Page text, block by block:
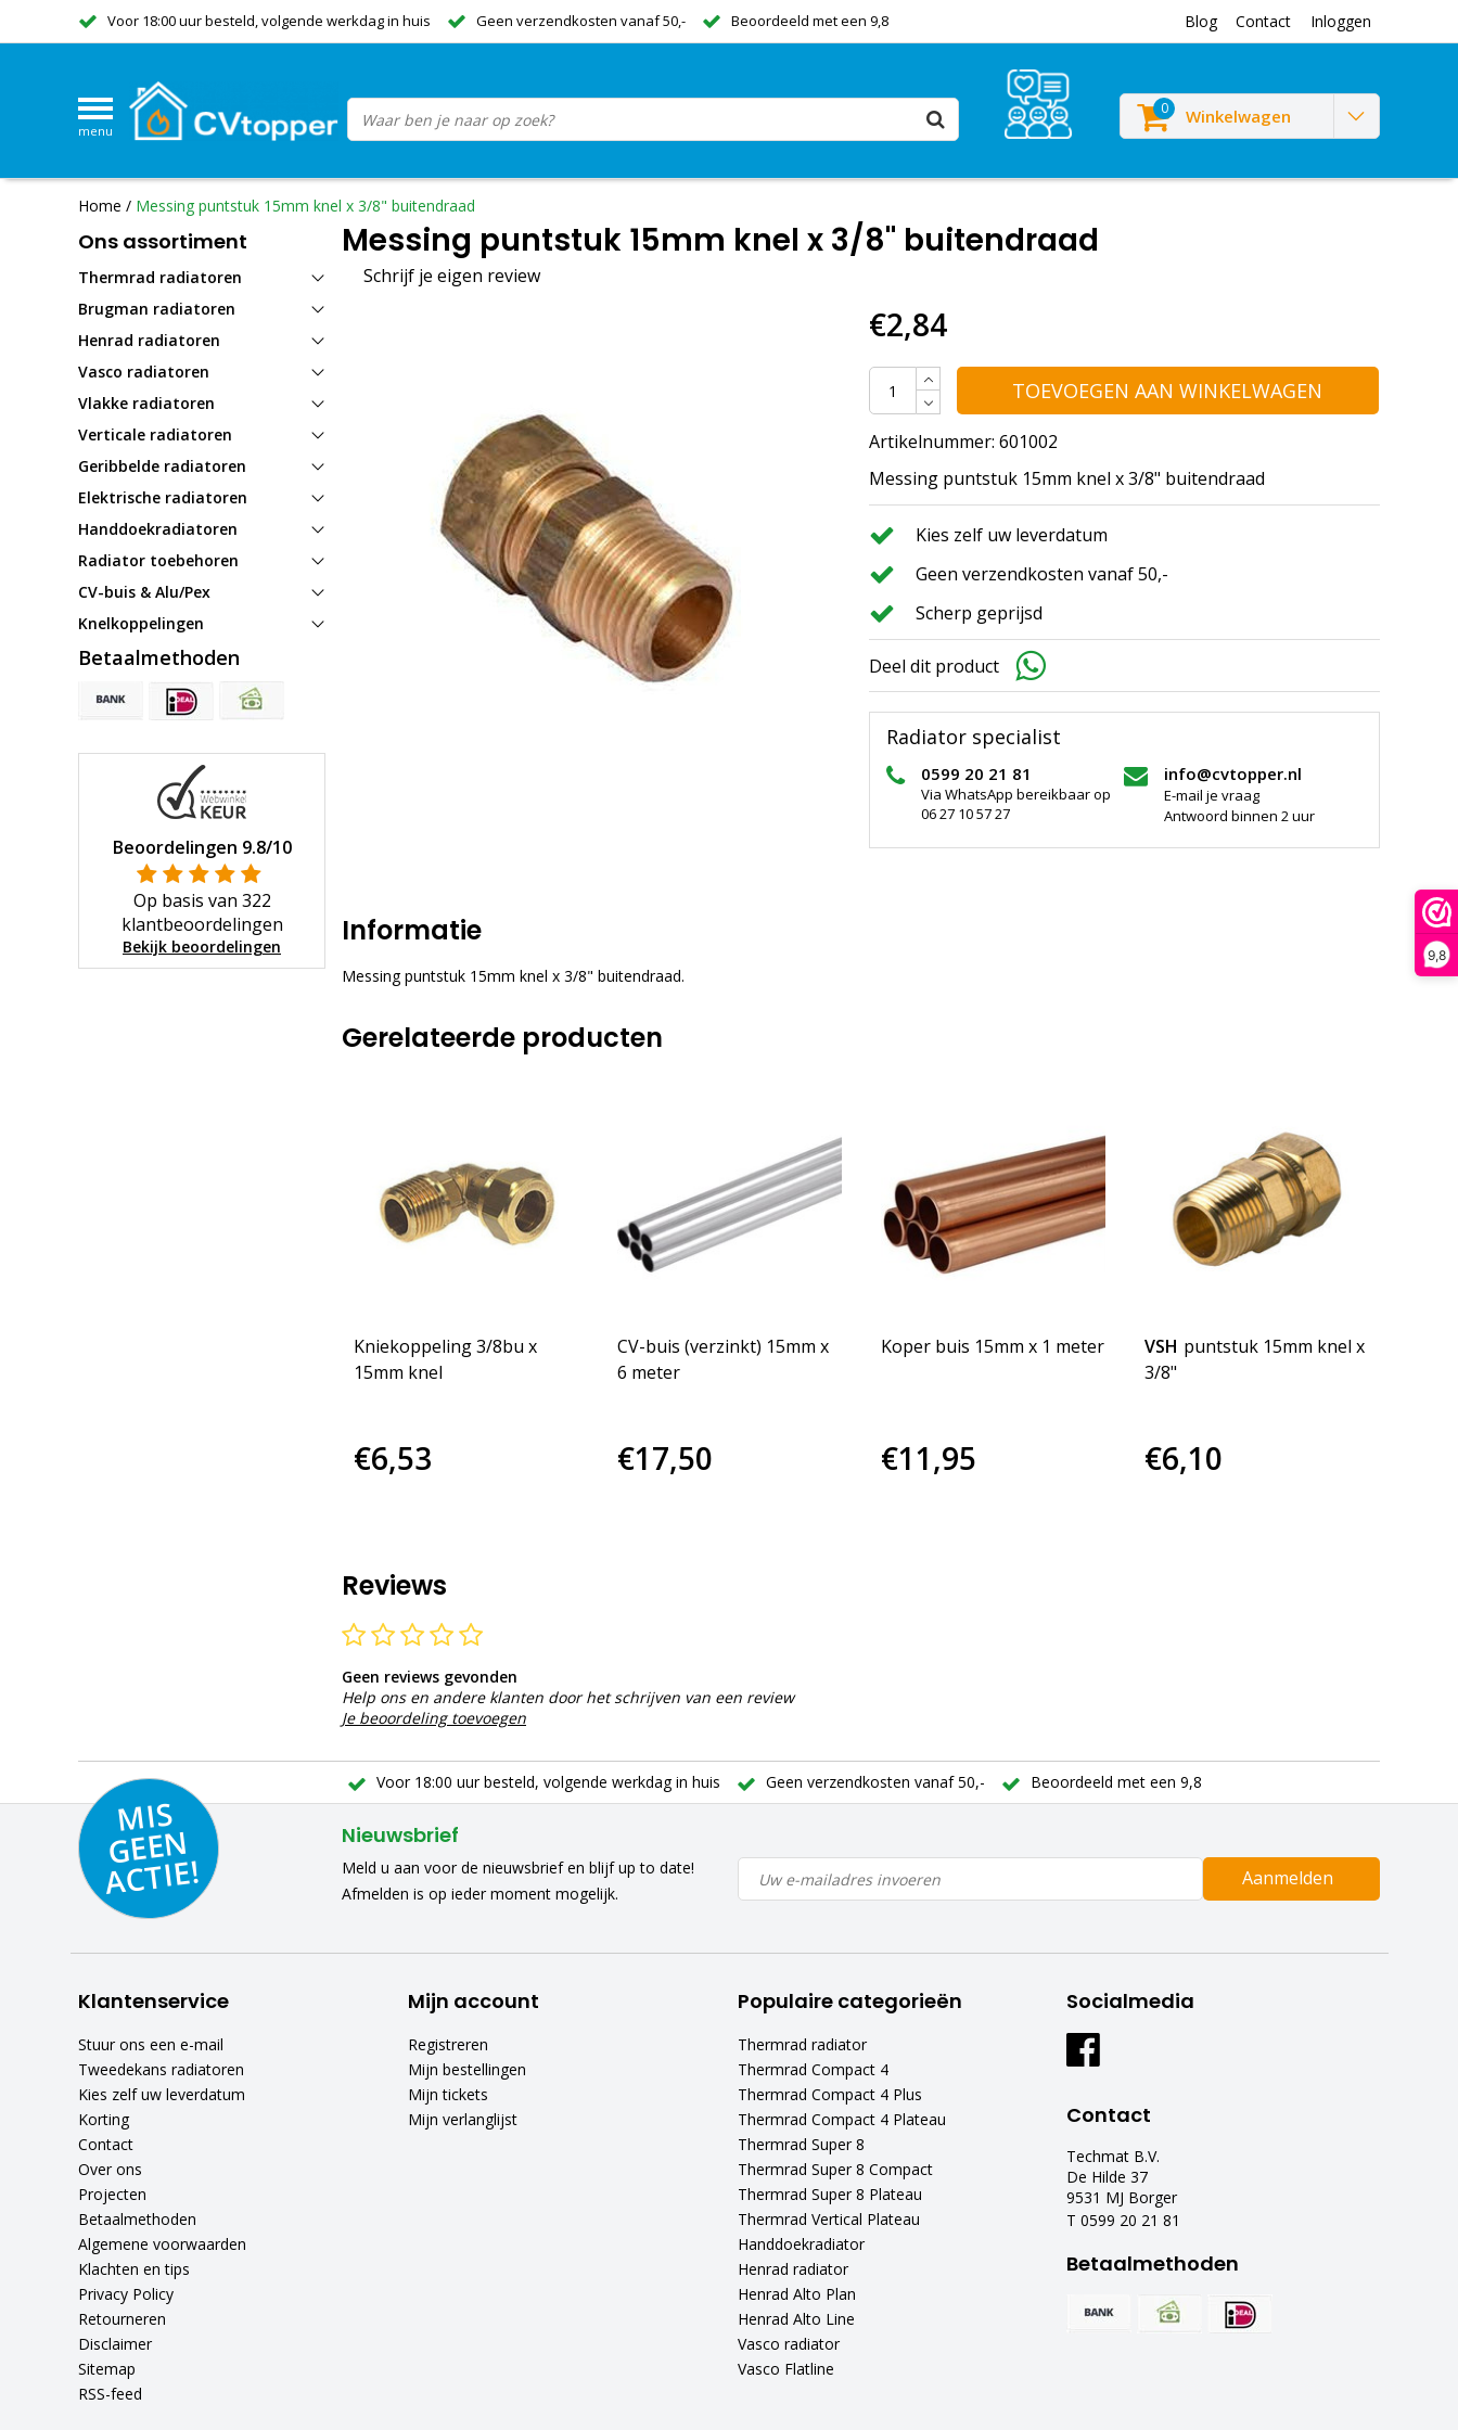
9,8
Voor 18:00 uur besteld, volgende werkdag in huis Geen verzendkosten vanaf 50,- Beoordeeld met een 9,8 Blog Contact Inloggen
menu
0 Winkelwagen
Home / Messing puntstuk 15mm knel x 3/8" buitendraad
Ons assortiment
Thermrad radiatoren
Brugman radiatoren
Henrad radiatoren
Vasco radiatoren
Vlakke radiatoren
Verticale radiatoren
Geribbelde radiatoren
Elektrische radiatoren
Handdoekradiatoren
Radiator toebehoren
CV-buis & Alu/Pex
Knelkoppelingen
Betaalmethoden
Beoordelingen 9.8/10
Op basis van 322
klantbeoordelingen
Bekijk beoordelingen
Messing puntstuk 15mm knel x 3/8" buitendraad
Schrijf je eigen review
€2,84
TOEVOEGEN AAN WINKELWAGEN
Artikelnummer: 601002
Messing puntstuk 15mm knel x 3/8" buitendraad
Kies zelf uw leverdatum
Geen verzendkosten vanaf 50,-
Scherp geprijsd
Deel dit product
Radiator specialist
0599 20 21 81
Via WhatsApp bereikbaar op
06 27 10 57 27
info@cvtopper.nl
E-mail je vraag
Antwoord binnen 2 uur
Informatie
Messing puntstuk 15mm knel x 3/8" buitendraad.
Gerelateerde producten
Kniekoppeling 3/8bu x
15mm knel
€6,53
CV-buis (verzinkt) 15mm x
6 meter
€17,50
Koper buis 15mm x 1 meter
€11,95
VSH puntstuk 15mm knel x
3/8"
€6,10
Reviews
Geen reviews gevonden
Help ons en andere klanten door het schrijven van een review
Je beoordeling toevoegen
Voor 18:00 uur besteld, volgende werkdag in huis Geen verzendkosten vanaf 50,- Beoordeeld met een 9,8
MIS
GEE
N
A
C
TIE!
Nieuwsbrief
Meld u aan voor de nieuwsbrief en blijf up to date!
Afmelden is op ieder moment mogelijk.
Aanmelden
Klantenservice
Stuur ons een e-mail
Tweedekans radiatoren
Kies zelf uw leverdatum
Korting
Contact
Over ons
Projecten
Betaalmethoden
Algemene voorwaarden
Klachten en tips
Privacy Policy
Retourneren
Disclaimer
Sitemap
RSS-feed
Mijn account
Registreren
Mijn bestellingen
Mijn tickets
Mijn verlanglijst
Populaire categorieën
Thermrad radiator
Thermrad Compact 4
Thermrad Compact 4 Plus
Thermrad Compact 4 Plateau
Thermrad Super 8
Thermrad Super 8 Compact
Thermrad Super 8 Plateau
Thermrad Vertical Plateau
Handdoekradiator
Henrad radiator
Henrad Alto Plan
Henrad Alto Line
Vasco radiator
Vasco Flatline
Socialmedia
Contact
Techmat B.V.
De Hilde 37
9531 MJ Borger
T 0599 20 21 81
Betaalmethoden